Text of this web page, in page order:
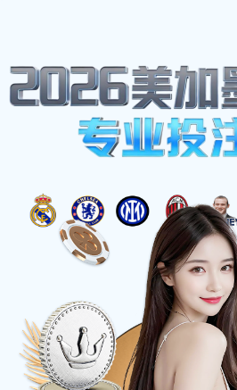
美加墨世界杯
实时数
美加墨世界杯(官方中文网站)
的首选平台。我们提供超高
实时比分、深度球员数据分析
您从小组赛到决赛，不错
立即体验